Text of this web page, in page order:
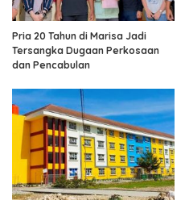
Pria 20 Tahun di Marisa Jadi
Tersangka Dugaan Perkosaan
dan Pencabulan